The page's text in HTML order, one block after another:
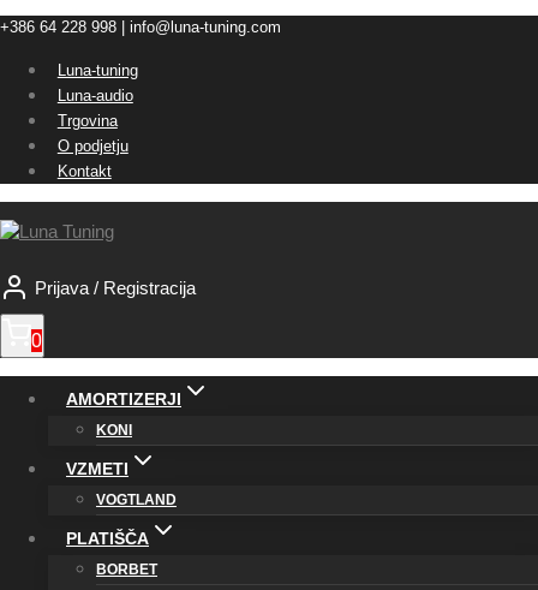
Skip
content
+386 64 228 998 | info@luna-tuning.com
Luna-tuning
Luna-audio
Trgovina
O podjetju
Kontakt
Prijava / Registracija
0
AMORTIZERJI
KONI
VZMETI
VOGTLAND
PLATIŠČA
BORBET